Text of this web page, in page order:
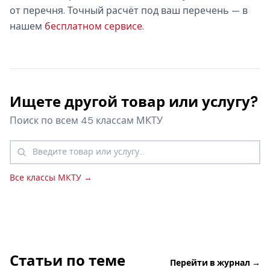
от перечня. Точный расчёт под ваш перечень — в
нашем бесплатном сервисе.
Ищете другой товар или услугу?
Поиск по всем 45 классам МКТУ
Все классы МКТУ →
Статьи по теме Перейти в журнал →